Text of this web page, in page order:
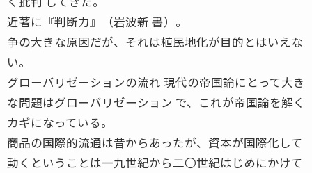
近著に『判断力』（岩波新 書）。
争の大きな原因だが、それは植民地化が目的とはいえな
い。
グローバリゼーションの流れ 現代の帝国論にとって大き
な問題はグローバリゼーション で、これが帝国論を解く
カギになっている。
商品の国際的流通は昔からあったが、資本が国際化して
動くということは一九世紀から二〇世紀はじめにかけて